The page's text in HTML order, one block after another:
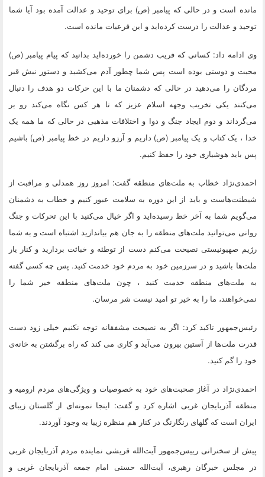
مانده است و در حالی که پیامبر (ص) برای توحید و عدالت آمده بود آیا شما
توحید و عدالت را درست کرده‌اید و این فرعیات مانده است.
وی ادامه داد: کسانی که فریب دشمن را خورده‌اید بدانید که پیام پیامبر (ص)
محبت و دوستی بوده است پس شما چطور آدم می‌کشید و دستور نبش قبر
مردگان را می‌دهید در حالی که دشمنان ما با این حرکات دو هدف را دنبال
می‌کنند یکی تخریب وجهه اسلام عزیز که تا هر کس نگاه می‌کند رو بر
می‌گرداند و دوم ایجاد جنگ و دوا و اختلافات مذهبی در حالی که ما همه یک
خدا ، یک کتاب و یک پیامبر (ص) داریم و آرزو داریم در خط پیامبر (ص) باشیم
پس باید هوشیاری خود را حفظ کنیم.
احمدی‌نژاد خطاب به ملت‌های منطقه گفت: امروز روز همدلی و مراقبت از
شیطنت‌هاست و باید از این دوره به سلامت عبور کنیم و خطاب به دشمنان
می‌گویم شما به آخر خط رسیده‌اید و اگر خیال می‌کنید با این تحرکات و جنگ
روانی می‌توانید ملت‌های منطقه را به جان هم بیاندازید اشتباه است و به شما
رژیم صهیونیستی نصیحت می‌کنم دست از توطئه‌ و خباثت بردارید و کنار یار
ملت‌ها باشید و در سرزمین خود به مردم خود خدمت کنید. پس چه کسی گفته
به ملت‌های منطقه خدمت کنید ، چون ملت‌های منطقه خیر شما را
نمی‌خواهند، ما را به خیر تو امید نیست شر مرسان.
رئیس‌جمهور تاکید کرد: اگر به نصیحت مشفقانه توجه نکنیم خیلی زود دست
قدرت ملت‌ها از آستین بیرون می‌آید و کاری می کند که راه برگشتن به خانه‌ی
خود را گم کنید.
احمدی‌نژاد در آغاز صحبت‌های خود به خصوصیات و ویژگی‌های مردم ارومیه و
منطقه آذربایجان غربی اشاره کرد و گفت: اینجا نمونه‌ای از گلستان زیبای
ایران است که گلهای رنگارنگ در کنار هم منظره زیبا به وجود آوردند.
پیش از سخنرانی رییس‌جمهور آیت‌الله قریشی نماینده مردم آذربایجان غربی
در مجلس خبرگان رهبری، آیت‌الله حسنی امام جمعه آذربایجان غربی و